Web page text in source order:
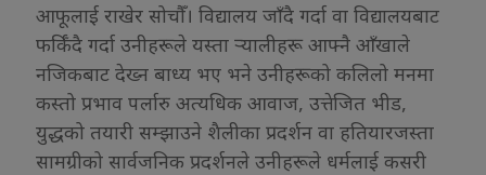
आफूलाई राखेर सोचौँ। विद्यालय जाँदै गर्दा वा विद्यालयबाट
फर्किँदै गर्दा उनीहरूले यस्ता र्‍यालीहरू आफ्नै आँखाले
नजिकबाट देख्न बाध्य भए भने उनीहरूको कलिलो मनमा
कस्तो प्रभाव पर्लारु अत्यधिक आवाज, उत्तेजित भीड,
युद्धको तयारी सम्झाउने शैलीका प्रदर्शन वा हतियारजस्ता
सामग्रीको सार्वजनिक प्रदर्शनले उनीहरूले धर्मलाई कसरी